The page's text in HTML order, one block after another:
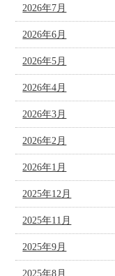
2026年7月
2026年6月
2026年5月
2026年4月
2026年3月
2026年2月
2026年1月
2025年12月
2025年11月
2025年9月
2025年8月